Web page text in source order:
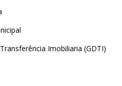
Imobiliaria (GDTI)